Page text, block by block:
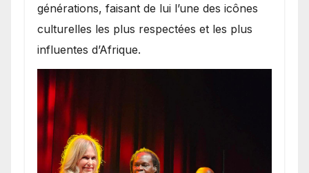
générations, faisant de lui l’une des icônes
culturelles les plus respectées et les plus
influentes d’Afrique.